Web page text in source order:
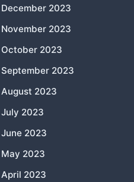
December 2023
November 2023
October 2023
September 2023
August 2023
July 2023
June 2023
May 2023
April 2023